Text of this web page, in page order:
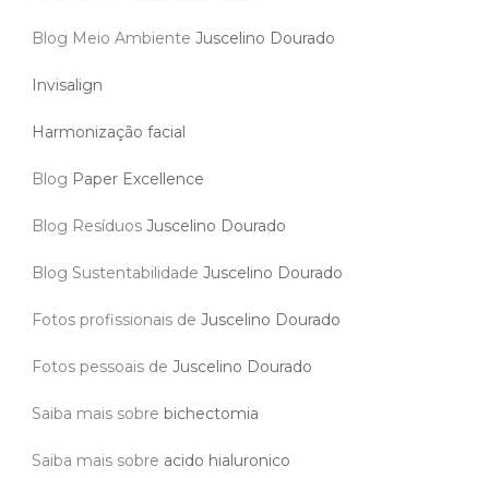
Blog Meio Ambiente Juscelino Dourado
Invisalign
Harmonização facial
Blog Paper Excellence
Blog Resíduos Juscelino Dourado
Blog Sustentabilidade Juscelino Dourado
Fotos profissionais de Juscelino Dourado
Fotos pessoais de Juscelino Dourado
Saiba mais sobre bichectomia
Saiba mais sobre acido hialuronico